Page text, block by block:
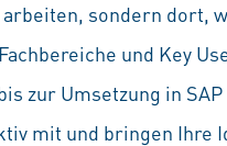
sondern dort,
und Key
zur Umsetzung in
mit und bringen Ihre